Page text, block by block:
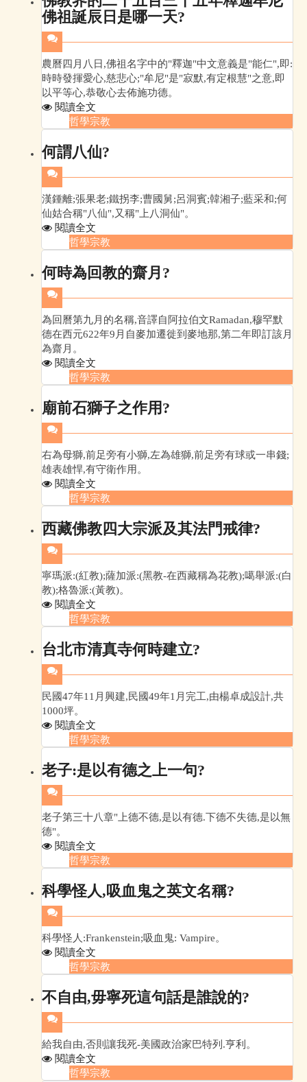
佛祖誕辰日是哪一天?
農曆四月八日,佛祖名字中的"釋迦"中文意義是"能仁",即:
時時發揮愛心,慈悲心;"牟尼"是"寂默,有定根慧"之意,即
以平等心,恭敬心去佈施功德。
閱讀全文
哲學宗教
何謂八仙?
漢鍾離;張果老;鐵拐李;曹國舅;呂洞賓;韓湘子;藍采和;何
仙姑合稱"八仙",又稱"上八洞仙"。
閱讀全文
哲學宗教
何時為回教的齋月?
為回曆第九月的名稱,音譯自阿拉伯文Ramadan,穆罕默
德在西元622年9月自麥加遷徙到麥地那,第二年即訂該月
為齋月。
閱讀全文
哲學宗教
廟前石獅子之作用?
右為母獅,前足旁有小獅,左為雄獅,前足旁有球或一串錢;
雄表雄悍,有守衛作用。
閱讀全文
哲學宗教
西藏佛教四大宗派及其法門戒律?
寧瑪派:(紅教);薩加派:(黑教-在西藏稱為花教);噶舉派:(白
教);格魯派:(黃教)。
閱讀全文
哲學宗教
台北市清真寺何時建立?
民國47年11月興建,民國49年1月完工,由楊卓成設計,共
1000坪。
閱讀全文
哲學宗教
老子:是以有德之上一句?
老子第三十八章"上德不德,是以有德.下德不失德,是以無
德"。
閱讀全文
哲學宗教
科學怪人,吸血鬼之英文名稱?
科學怪人:Frankenstein;吸血鬼: Vampire。
閱讀全文
哲學宗教
不自由,毋寧死這句話是誰說的?
給我自由,否則讓我死-美國政治家巴特列.亨利。
閱讀全文
哲學宗教